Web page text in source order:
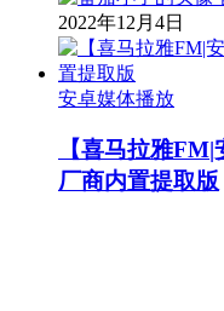
2022年12月4日
安卓媒体播放
【喜马拉雅
厂商内置提取版